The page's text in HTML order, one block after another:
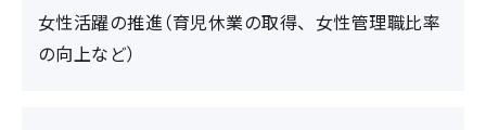
女性活躍の推進（育児休業の取得、女性管理職比率
の向上など）